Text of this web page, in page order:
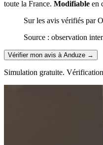
toute la France. Modifiable en
Sur les avis vérifiés par
Source : observation
Vérifier mon avis à Anduze →
Simulation gratuite.